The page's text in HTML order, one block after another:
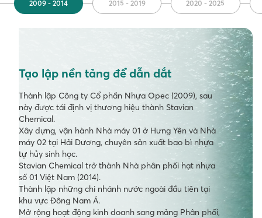
2009 - 2014 2015 - 2019 2020 - 2025
Tạo lập nền tảng để dẫn dắt
Thành lập Công ty Cổ phần Nhựa Opec (2009), sau
này được tái định vị thương hiệu thành Stavian
Chemical.
Xây dựng, vận hành Nhà máy 01 ở Hưng Yên và Nhà
máy 02 tại Hải Dương, chuyên sản xuất bao bì nhựa
tự hủy sinh học.
Stavian Chemical trở thành Nhà phân phối hạt nhựa
số 01 Việt Nam (2014).
Thành lập những chi nhánh nước ngoài đầu tiên tại
khu vực Đông Nam Á.
Mở rộng hoạt động kinh doanh sang mảng Phân phối,